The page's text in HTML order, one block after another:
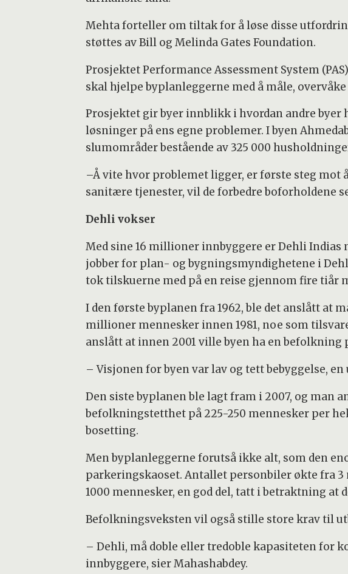
Mehta forteller om tiltak for å løse disse
støttes av Bill og Melinda Gates Foundation.
Prosjektet Performance Assessment System
skal hjelpe byplanleggerne med å måle,
Prosjektet gir byer innblikk i hvordan andre
løsninger på ens egne problemer. I byen
slumområder bestående av 325 000
–Å vite hvor problemet ligger, er første steg
sanitære tjenester, vil de forbedre boforholdene
Dehli vokser
Med sine 16 millioner innbyggere er Dehli Indias
jobber for plan- og bygningsmyndighetene i
tok tilskuerne med på en reise gjennom fire tiår
I den første byplanen fra 1962, ble det anslått at
millioner mennesker innen 1981, noe som
anslått at innen 2001 ville byen ha en befolkning
– Visjonen for byen var lav og tett bebyggelse,
Den siste byplanen ble lagt fram i 2007, og man
befolkningstetthet på 225-250 mennesker per
bosetting.
Men byplanleggerne forutså ikke alt, som den
parkeringskaoset. Antallet personbiler økte fra
1000 mennesker, en god del, tatt i betraktning at
Befolkningsveksten vil også stille store krav til
– Dehli, må doble eller tredoble kapasiteten for
innbyggere, sier Mahashabdey.